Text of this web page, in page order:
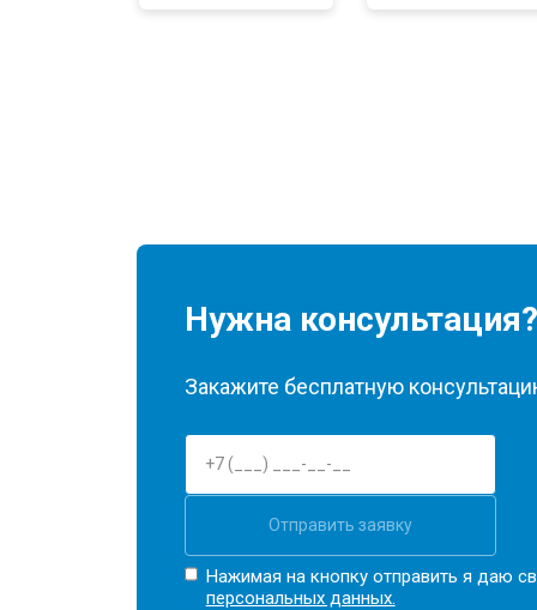
Нужна консультация?
Закажите бесплатную
Отправить заявку
Нажимая на кнопку отправить я даю
персональных данных.